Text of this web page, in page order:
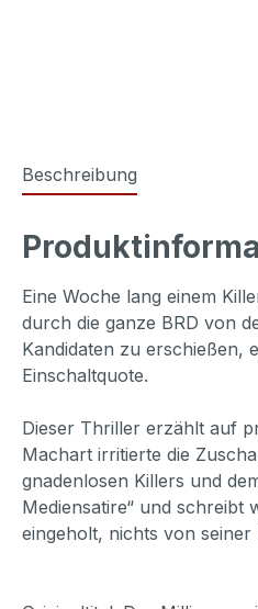
Beschreibung
Eine Woche lang einem
durch die ganze BRD von
Kandidaten zu erschießen,
Einschaltquote.
Dieser Thriller erzählt auf
Machart irritierte die
gnadenlosen Killers und
Mediensatire“ und schreibt
eingeholt, nichts von